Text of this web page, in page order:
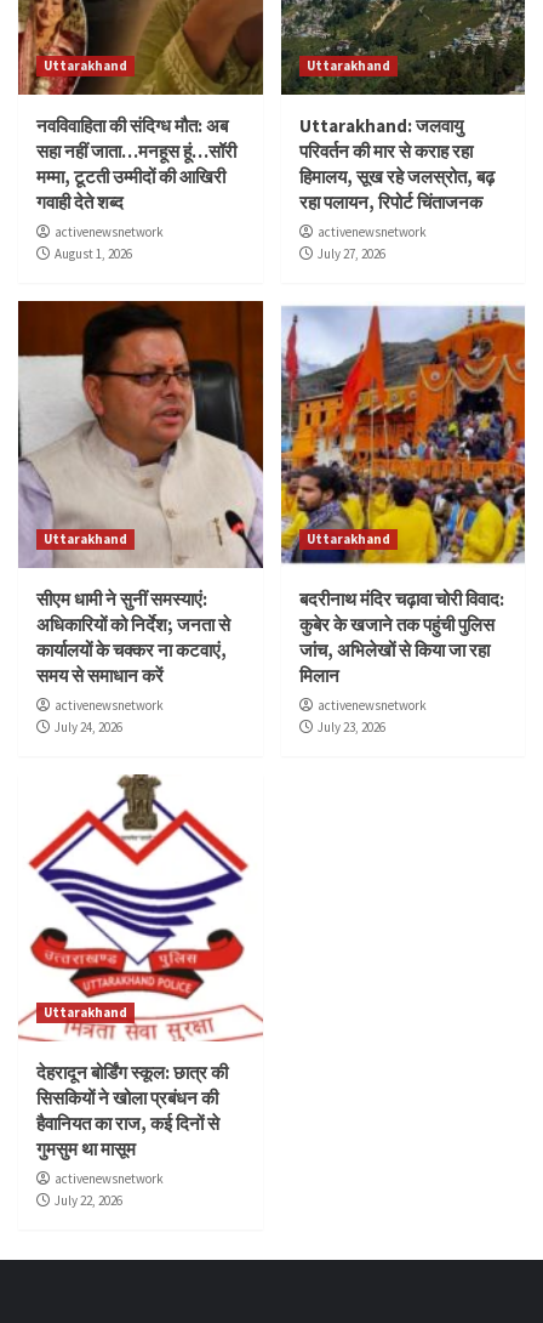
Uttarakhand
नवविवाहिता की संदिग्ध मौत: अब
सहा नहीं जाता…मनहूस हूं…सॉरी
मम्मा, टूटती उम्मीदों की आखिरी
गवाही देते शब्द
activenewsnetwork
August 1, 2026
Uttarakhand
Uttarakhand: जलवायु
परिवर्तन की मार से कराह रहा
हिमालय, सूख रहे जलस्रोत, बढ़
रहा पलायन, रिपोर्ट चिंताजनक
activenewsnetwork
July 27, 2026
Uttarakhand
सीएम धामी ने सुनीं समस्याएं:
अधिकारियों को निर्देश; जनता से
कार्यालयों के चक्कर ना कटवाएं,
समय से समाधान करें
activenewsnetwork
July 24, 2026
Uttarakhand
बदरीनाथ मंदिर चढ़ावा चोरी विवाद:
कुबेर के खजाने तक पहुंची पुलिस
जांच, अभिलेखों से किया जा रहा
मिलान
activenewsnetwork
July 23, 2026
Uttarakhand
देहरादून बोर्डिंग स्कूल: छात्र की
सिसकियों ने खोला प्रबंधन की
हैवानियत का राज, कई दिनों से
गुमसुम था मासूम
activenewsnetwork
July 22, 2026